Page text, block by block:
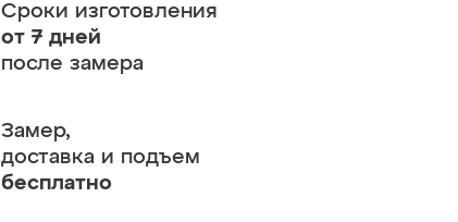
Сроки изготовления
от 7 дней
после замера
Замер,
доставка и подъем
бесплатно